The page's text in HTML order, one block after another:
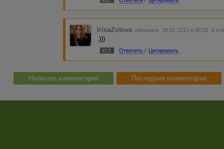
IrinaZotova написала 28.01.2012 в 05:02 в
:)))
#13 Ответить / Цитировать
Написать комментарий Последние комментарии